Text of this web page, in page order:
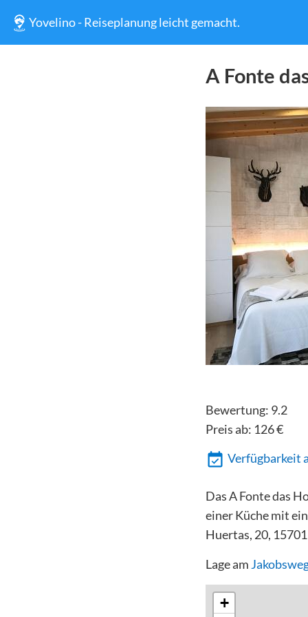
Yovelino - Reiseplanung leicht gemacht.
A Fonte
Bewertung: 9.2
Preis ab: 126€
Verfügbarkeit
Das A Fonte das
einer Küche mit
Huertas, 20,
Lage am
+